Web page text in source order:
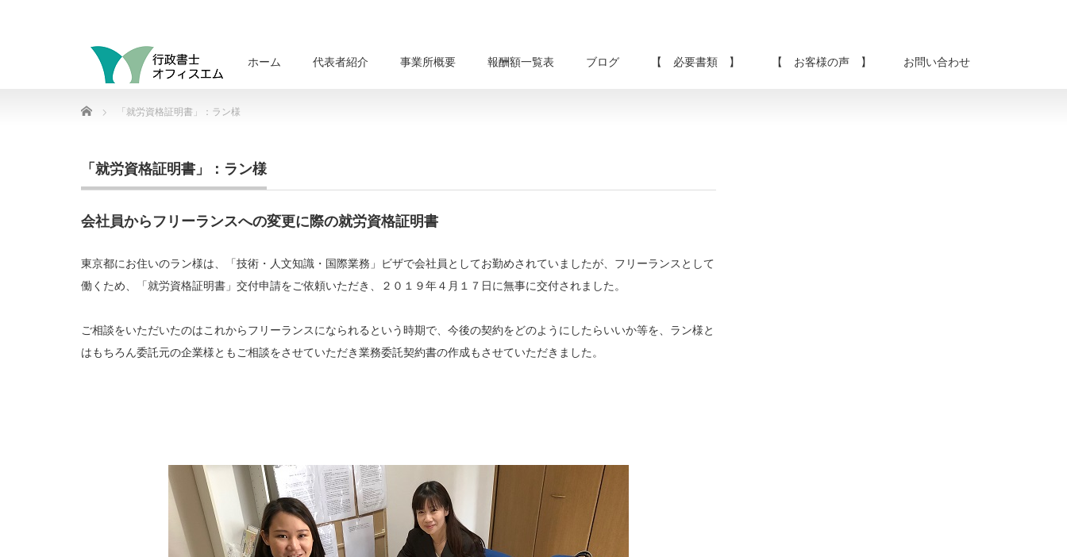
ホーム 代表者紹介 事業所概要 報酬額一覧表 ブログ 【 必要書類 】 【 お客様の声 】 お問い合わせ
Home 「就労資格証明書」：ラン様
「就労資格証明書」：ラン様
会社員からフリーランスへの変更に際の就労資格証明書
東京都にお住いのラン様は、「技術・人文知識・国際業務」ビザで会社員としてお勤めされていましたが、フリーランスとして
働くため、「就労資格証明書」交付申請をご依頼いただき、２０１９年４月１７日に無事に交付されました。
ご相談をいただいたのはこれからフリーランスになられるという時期で、今後の契約をどのようにしたらいいか等を、ラン様と
はもちろん委託元の企業様ともご相談をさせていただき業務委託契約書の作成もさせていただきました。